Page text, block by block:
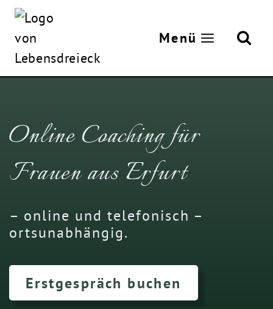
Zum
springen
Menü
Online Coaching für
Frauen aus Erfurt
– online und telefonisch –
ortsunabhängig.
Erstgespräch buchen